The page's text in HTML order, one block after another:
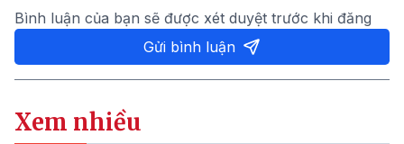
Bình luận của bạn sẽ được xét duyệt trước khi đăng
Gửi bình luận
Xem nhiều